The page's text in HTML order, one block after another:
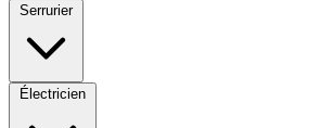
Serrurier
Électricien